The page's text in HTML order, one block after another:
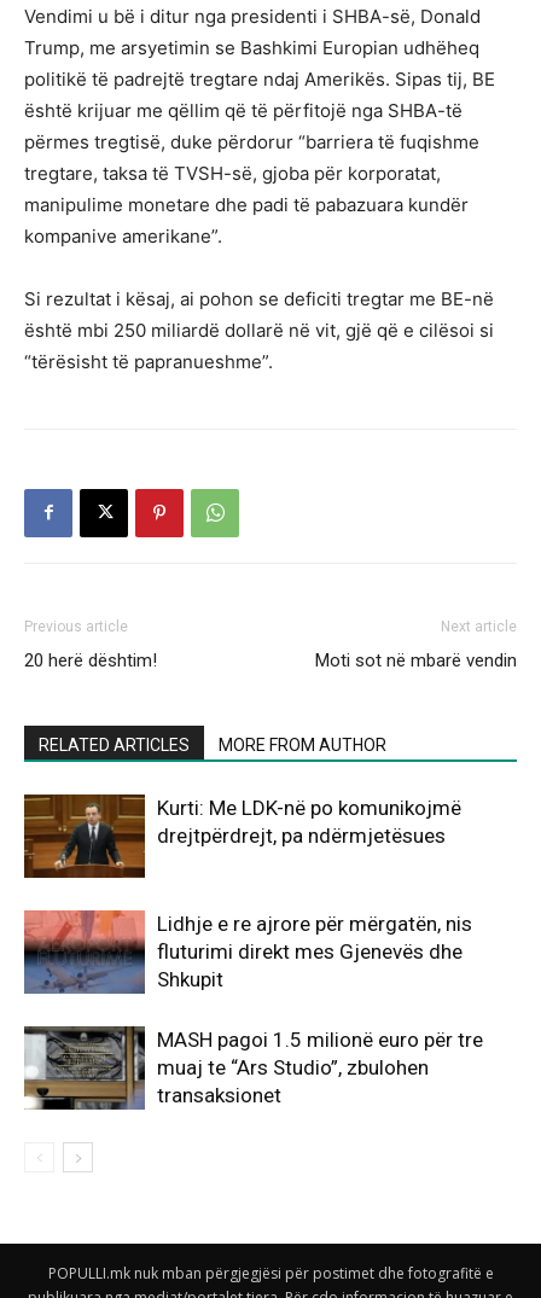
Vendimi u bë i ditur nga presidenti i SHBA-së, Donald
Trump, me arsyetimin se Bashkimi Europian udhëheq
politikë të padrejtë tregtare ndaj Amerikës. Sipas tij, BE
është krijuar me qëllim që të përfitojë nga SHBA-të
përmes tregtisë, duke përdorur “barriera të fuqishme
tregtare, taksa të TVSH-së, gjoba për korporatat,
manipulime monetare dhe padi të pabazuara kundër
kompanive amerikane”.
Si rezultat i kësaj, ai pohon se deficiti tregtar me BE-në
është mbi 250 miliardë dollarë në vit, gjë që e cilësoi si
“tërësisht të papranueshme”.
Previous article
20 herë dështim!
Next article
Moti sot në mbarë vendin
RELATED ARTICLES MORE FROM AUTHOR
Kurti: Me LDK-në po komunikojmë
drejtpërdrejt, pa ndërmjetësues
Lidhje e re ajrore për mërgatën, nis
fluturimi direkt mes Gjenevës dhe
Shkupit
MASH pagoi 1.5 milionë euro për tre
muaj te “Ars Studio”, zbulohen
transaksionet
POPULLI.mk nuk mban përgjegjësi për postimet dhe fotografitë e